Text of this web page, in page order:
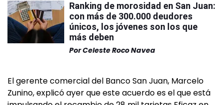
Ranking de morosidad en San Juan:
con más de 300.000 deudores
únicos, los jóvenes son los que
más deben
PorCeleste Roco Navea
El gerente comercial del Banco San Juan, Marcelo
Zunino, explicó ayer que este acuerdo es el que está